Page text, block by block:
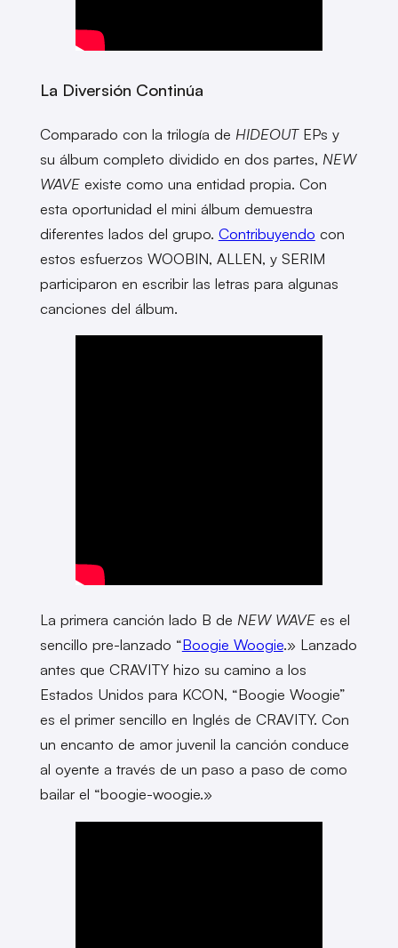
La Diversión Continúa
Comparado con la trilogía de HIDEOUT EPs y
su álbum completo dividido en dos partes, NEW
WAVEexiste como una entidad propia. Con
esta oportunidad el mini álbum demuestra
diferentes lados del grupo. Contribuyendo con
estos esfuerzos WOOBIN, ALLEN, y SERIM
participaron en escribir las letras para algunas
canciones del álbum.
La primera canción lado B de NEW WAVEes el
sencillo pre-lanzado “Boogie Woogie.» Lanzado
antes que CRAVITY hizo su camino a los
Estados Unidos para KCON, “Boogie Woogie”
es el primer sencillo en Inglés de CRAVITY. Con
un encanto de amor juvenil la canción conduce
al oyente a través de un paso a paso de como
bailar el “boogie-woogie.»